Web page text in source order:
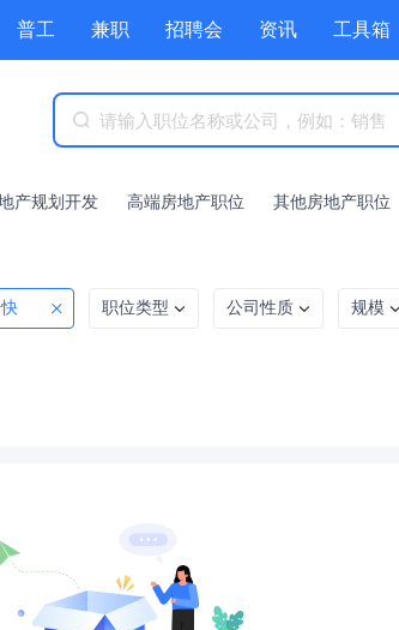
普工 兼职 招聘会 资讯 工具箱
产规划开发 高端房地产职位 其他房地产职位
职位类型 公司性质 规模